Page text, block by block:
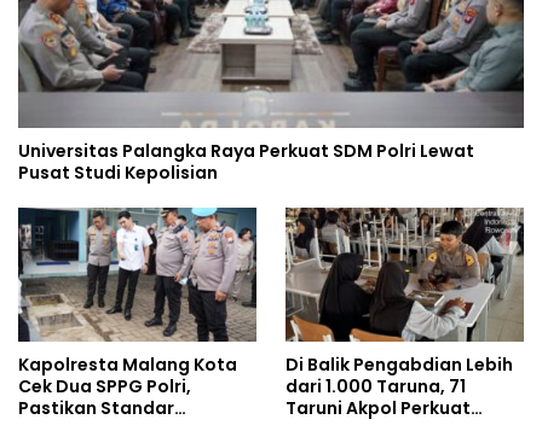
Universitas Palangka Raya Perkuat SDM Polri Lewat
Pusat Studi Kepolisian
Kapolresta Malang Kota
Cek Dua SPPG Polri,
Pastikan Standar
Di Balik Pengabdian Lebih
dari 1.000 Taruna, 71
Taruni Akpol Perkuat